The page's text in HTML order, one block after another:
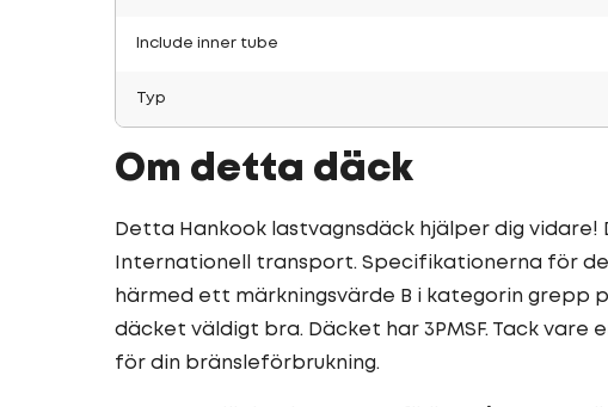
Include inner tube
Typ
Om detta däck
Detta Hankook lastvagnsdäck hjälper dig
Internationell transport. Specifikationerna för
härmed ett märkningsvärde B i kategorin grepp
däcket väldigt bra. Däcket har 3PMSF. Tack
för din bränsleförbrukning.